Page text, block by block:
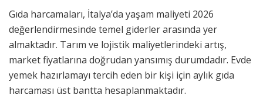
Gıda harcamaları, İtalya’da yaşam maliyeti 2026
değerlendirmesinde temel giderler arasında yer
almaktadır. Tarım ve lojistik maliyetlerindeki artış,
market fiyatlarına doğrudan yansımış durumdadır. Evde
yemek hazırlamayı tercih eden bir kişi için aylık gıda
harcaması üst bantta hesaplanmaktadır.